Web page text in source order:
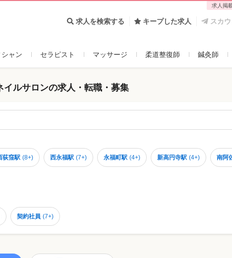
求人掲
求人を検索する キープした求人 スカウ
ャン セラピスト マッサージ 柔道整復師 鍼灸師
ルサロンの求人・転職・募集
荻窪駅 (8+) 西永福駅 (7+) 永福町駅 (4+) 新高円寺駅 (4+) 南阿
契約社員 (7+)